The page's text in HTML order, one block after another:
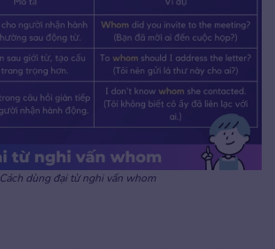
Cách dùng đại từ nghi vấn whom